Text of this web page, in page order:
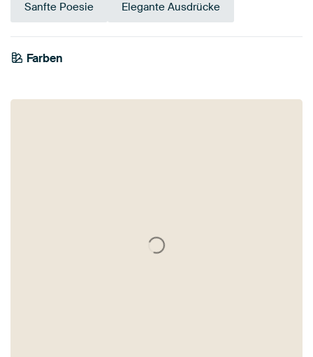
Sanfte Poesie Elegante Ausdrücke
Farben
Mauve
Lila
Violett